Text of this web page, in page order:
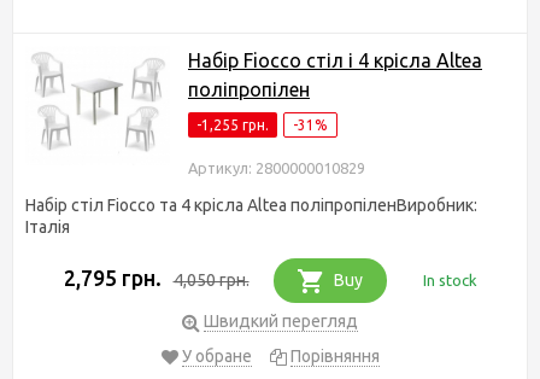
Набір Fiocco стіл і 4 крісла Altea
поліпропілен
-1,255 грн. -31%
Артикул: 2800000010829
Набір стіл Fiocco та 4 крісла Altea поліпропіленВиробник:
Італія
2,795 грн. 4,050 грн. Buy In stock
Швидкий перегляд
У обране
Порівняння